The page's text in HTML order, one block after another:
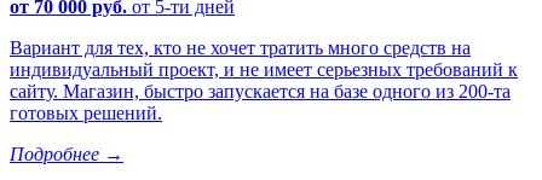
от 70 000 руб. от 5-ти дней
Вариант для тех, кто не хочет тратить много средств на
индивидуальный проект, и не имеет серьезных требований к
сайту. Магазин, быстро запускается на базе одного из 200-та
готовых решений.
Подробнее →